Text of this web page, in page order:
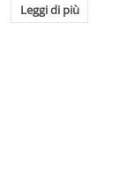
Leggi di più